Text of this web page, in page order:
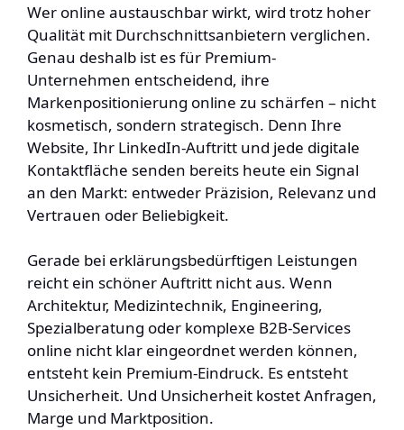
Wer online austauschbar wirkt, wird trotz hoher
Qualität mit Durchschnittsanbietern verglichen.
Genau deshalb ist es für Premium-
Unternehmen entscheidend, ihre
Markenpositionierung online zu schärfen – nicht
kosmetisch, sondern strategisch. Denn Ihre
Website, Ihr LinkedIn-Auftritt und jede digitale
Kontaktfläche senden bereits heute ein Signal
an den Markt: entweder Präzision, Relevanz und
Vertrauen oder Beliebigkeit.
Gerade bei erklärungsbedürftigen Leistungen
reicht ein schöner Auftritt nicht aus. Wenn
Architektur, Medizintechnik, Engineering,
Spezialberatung oder komplexe B2B-Services
online nicht klar eingeordnet werden können,
entsteht kein Premium-Eindruck. Es entsteht
Unsicherheit. Und Unsicherheit kostet Anfragen,
Marge und Marktposition.